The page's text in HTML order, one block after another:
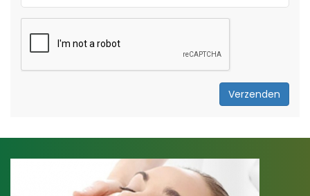
Verzenden